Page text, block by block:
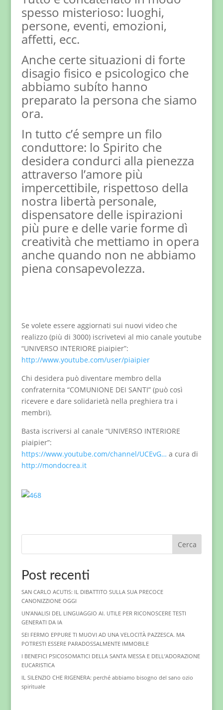
spesso misterioso: luoghi,
persone, eventi, emozioni,
affetti, ecc.
Anche certe situazioni di forte
disagio fisico e psicologico che
abbiamo subíto hanno
preparato la persona che siamo
ora.
In tutto c’é sempre un filo
conduttore: lo Spirito che
desidera condurci alla pienezza
attraverso l’amore più
impercettibile, rispettoso della
nostra libertà personale,
dispensatore delle ispirazioni
più pure e delle varie forme dì
creatività che mettiamo in opera
anche quando non ne abbiamo
piena consapevolezza.
Se volete essere aggiornati sui nuovi video che
realizzo (più di 3000) iscrivetevi al mio canale youtube
“UNIVERSO INTERIORE piaipier”:
http://www.youtube.com/user/piaipier
Chi desidera può diventare membro della
confraternita “COMUNIONE DEI SANTI” (può così
ricevere e dare solidarietà nella preghiera tra i
membri).
Basta iscriversi al canale “UNIVERSO INTERIORE
piaipier”:
https://www.youtube.com/channel/UCEvG… a cura di
http://mondocrea.it
Cerca
Post recenti
SAN CARLO ACUTIS: IL DIBATTITO SULLA SUA PRECOCE
CANONIZZIONE OGGI
UN’ANALISI DEL LINGUAGGIO AI. UTILE PER RICONOSCERE TESTI
GENERATI DA IA
SEI FERMO EPPURE TI MUOVI AD UNA VELOCITÀ PAZZESCA. MA
POTRESTI ESSERE PARADOSSALMENTE IMMOBILE
I BENEFICI PSICOSOMATICI DELLA SANTA MESSA E DELL’ADORAZIONE
EUCARISTICA
IL SILENZIO CHE RIGENERA: perché abbiamo bisogno del sano ozio
spirituale